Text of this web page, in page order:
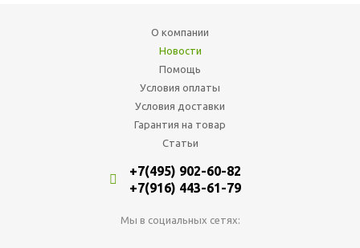
О компании
Новости
Помощь
Условия оплаты
Условия доставки
Гарантия на товар
Статьи
+7(495) 902-60-82
+7(916) 443-61-79
Мы в социальных сетях: